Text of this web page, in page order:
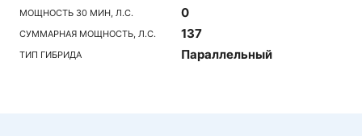
МОЩНОСТЬ 30 МИН, Л.С. 0
СУММАРНАЯ МОЩНОСТЬ, Л.С. 137
ТИП ГИБРИДА Параллельный